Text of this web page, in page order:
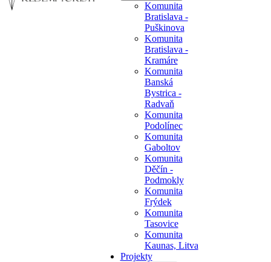
Komunita
Bratislava -
Puškinova
Komunita
Bratislava -
Kramáre
Komunita
Banská
Bystrica -
Radvaň
Komunita
Podolínec
Komunita
Gaboltov
Komunita
Děčín -
Podmokly
Komunita
Frýdek
Komunita
Tasovice
Komunita
Kaunas, Litva
Projekty